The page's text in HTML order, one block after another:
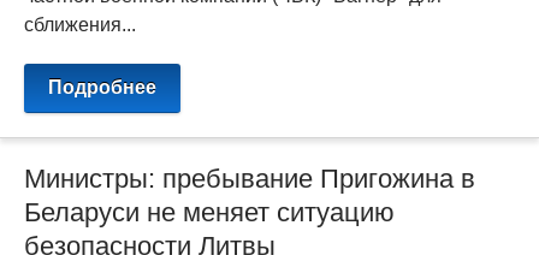
сближения...
Подробнее
Министры: пребывание Пригожина в
Беларуси не меняет ситуацию
безопасности Литвы